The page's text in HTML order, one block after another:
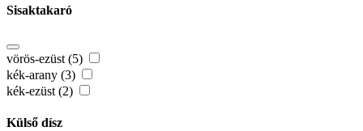
Sisaktakaró
vörös-ezüst (5)
kék-arany (3)
kék-ezüst (2)
Külső dísz